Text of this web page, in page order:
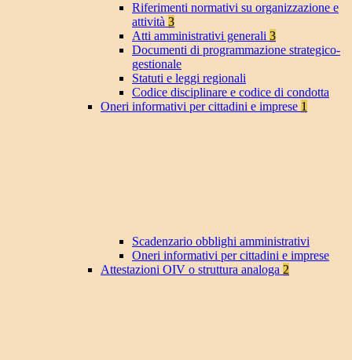
Riferimenti normativi su organizzazione e
attività 3
Atti amministrativi generali 3
Documenti di programmazione strategico-
gestionale
Statuti e leggi regionali
Codice disciplinare e codice di condotta
Oneri informativi per cittadini e imprese 1
Scadenzario obblighi amministrativi
Oneri informativi per cittadini e imprese
Attestazioni OIV o struttura analoga 2